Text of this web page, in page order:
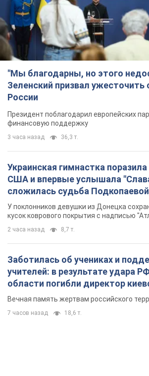
"Мы благодарны, но этого
Зеленский призвал ужесточить
России
Президент поблагодарил европейских
финансовую поддержку
3 часа назад 36,3 т.
Украинская гимнастка
США и впервые услышала
сложилась судьба
лет назад завоевала "золото"
У поклонников девушки из Донецка
кусок коврового покрытия с надписью
2 часа назад 8,7 т.
Заботилась об учениках и
учителей: в результате удара
области погибли директор
муж и внук
Вечная память жертвам российского
7 часов назад 18,6 т.